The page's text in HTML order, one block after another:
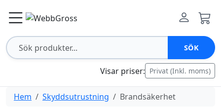
SÖK
Visar priser: Privat (Inkl. moms)
Hem Skyddsutrustning Brandsäkerhet